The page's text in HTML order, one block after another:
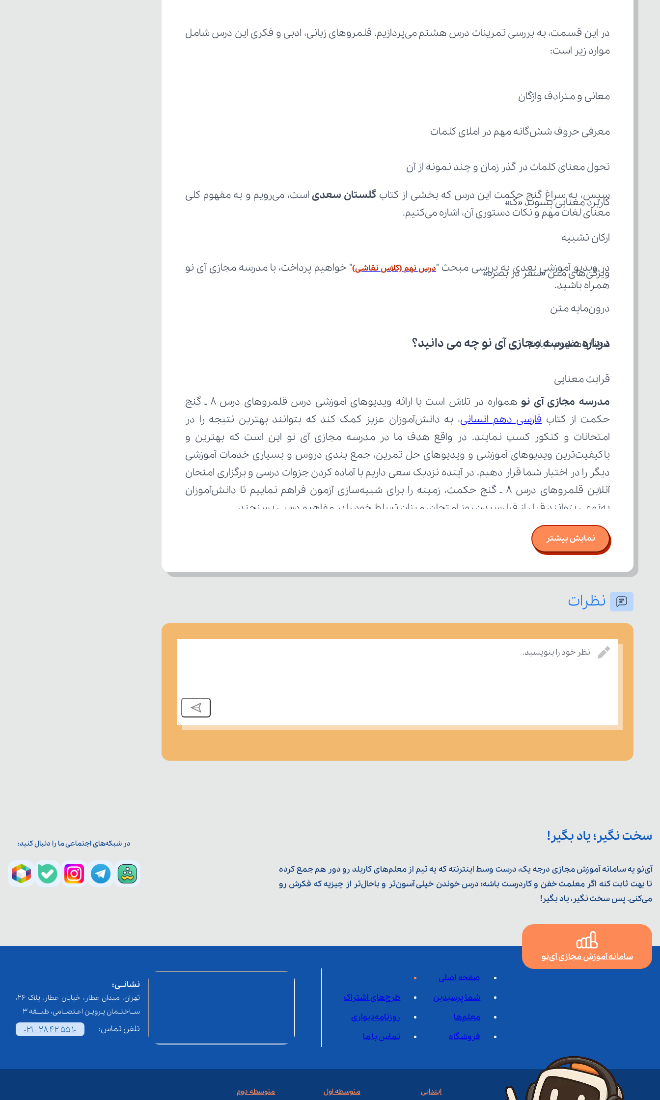
موارد زیر است:
معانی و مترادف واژگان
معرفی حروف شش‌گانه مهم در املای کلمات
تحول معنای کلمات در گذر زمان و چند نمونه از آن
کاربرد معنایی پسوند «ک»
ارکان تشبیه
ویژگی‌های متن «سفر در بصره»
درون‌مایه متن
معنا و مفهوم عبارت
قرابت معنایی
سپس، به سراغ گنج حکمت این درس که بخشی از کتاب گلستان سعدی
معنای لغات مهم و نکات دستوری آن، اشاره می‌کنیم.
در ویدیو آموزشی بعدی به بررسی مبحث "درس نهم (کلاس نقاشی)
همراه باشید.
درباره مدرسه مجازی آی نو چه می‌ دانید؟
مدرسه مجازی آی نو
حکمت از کتاب فارسی دهم انسانی
به‌نوعی بتوانند قبل از فرا رسیدن روز امتحان، میزان تسلط خود را بر مفاهیم درسی بسنجند.
نمایش بیشتر
نظرات
نظر خود را بنویسید.
سخت نگیر؛ یاد بگیر!
آی‌نو یه سامانه آموزش مجازی درجه یک، درست وسط اینترنته که یه تیم از معلم‌‌های کاربلد رو دور هم جمع کرده
تا بهت ثابت کنه اگر معلمت خفن و کاردرست باشه؛ درس خوندن خیلی آسون‌تر و باحال‌تر از چیزیه که فکرش رو
می‌کنی. پس سخت نگیر، یاد بگیر!
در شبکه‌های اجتماعی ما را دنبال کنید:
سامانه آموزش مجازی آی‌نو
صفحه اصلی
شما پرسیدین
طرح‌های اشتراک
معلم‌ها
روزنامه‌دیواری
فروشگاه
تماس با ما
نشانــی:
تهران، میدان عطار، خیابان عطار، پلاک 26،
ســاختــمان پـرویـن اعـتصــامی، طبـــقه 3
تلفن تماس: 021 - 28 42 55 10
ابتدایی متوسطه اول متوسطه دوم